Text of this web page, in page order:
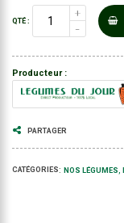
QTÉ :
Producteur :
PARTAGER
CATÉGORIES: NOS LÉGUMES